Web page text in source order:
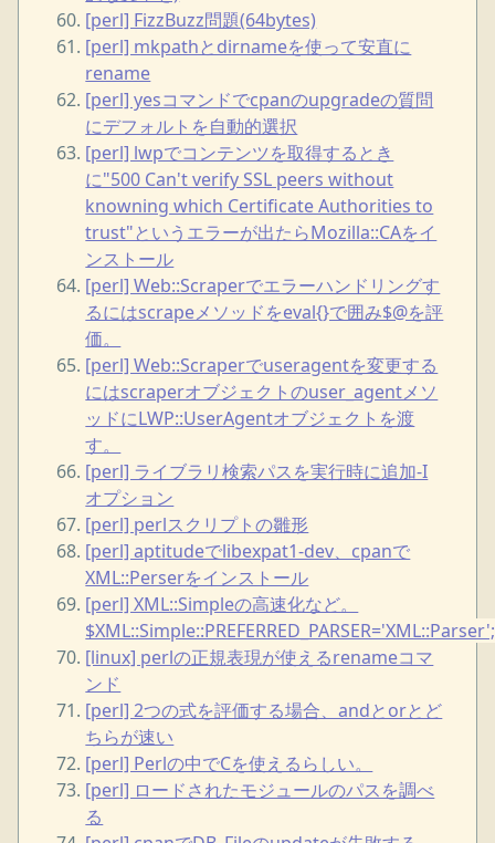
[perl] FizzBuzz問題(64bytes)
[perl] mkpathとdirnameを使って安直に
rename
[perl] yesコマンドでcpanのupgradeの質問
にデフォルトを自動的選択
[perl] lwpでコンテンツを取得するとき
に"500 Can't verify SSL peers without
knowning which Certificate Authorities to
trust"というエラーが出たらMozilla::CAをイ
ンストール
[perl] Web::Scraperでエラーハンドリングす
るにはscrapeメソッドをeval{}で囲み$@を評
価。
[perl] Web::Scraperでuseragentを変更する
にはscraperオブジェクトのuser_agentメソ
ッドにLWP::UserAgentオブジェクトを渡
す。
[perl] ライブラリ検索パスを実行時に追加-I
オプション
[perl] perlスクリプトの雛形
[perl] aptitudeでlibexpat1-dev、cpanで
XML::Perserをインストール
[perl] XML::Simpleの高速化など。
$XML::Simple::PREFERRED_PARSER='XML::Parser';
[linux] perlの正規表現が使えるrenameコマ
ンド
[perl] 2つの式を評価する場合、andとorとど
ちらが速い
[perl] Perlの中でCを使えるらしい。
[perl] ロードされたモジュールのパスを調べ
る